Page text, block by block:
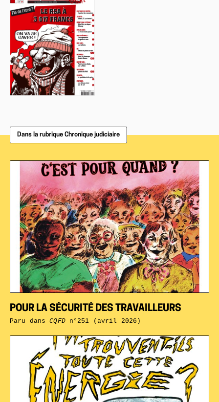
Dans la rubrique Chronique judiciaire
POUR LA SÉCURITÉ DES TRAVAILLEURS
Paru dansCQFDn°251 (avril 2026)